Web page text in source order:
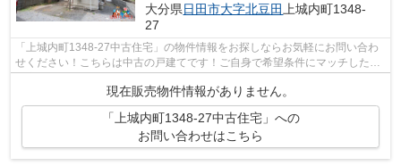
大分県日田市大字北豆田 上城内町1348-
27
「上城内町1348-27中古住宅」の物件情報をお探しならお気軽にお問い合わ
せください！こちらは中古の戸建てです！ご自身で希望条件にマッチした不
動産を見つけることは大変です！当社に...
現在販売物件情報がありません。
「上城内町1348-27中古住宅」への
お問い合わせはこちら